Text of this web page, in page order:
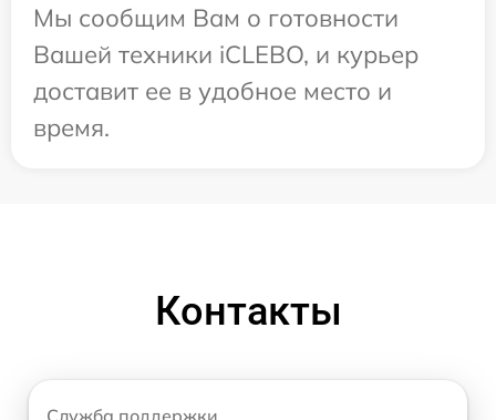
Мы сообщим Вам о готовности
Вашей техники iCLEBO, и курьер
доставит ее в удобное место и
время.
Контакты
Служба поддержки